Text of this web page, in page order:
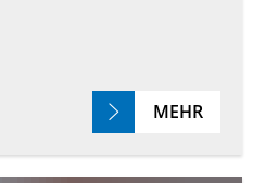
MEHR